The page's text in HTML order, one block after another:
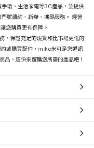
環、生活家電等3C產品，並提供
號續約、新辦、攜碼服務。 經營
您購買更有保障。
，保證充足的現貨和比市場更低的
或購買配件，miko米可是您通訊
品，趕快來選購您所需的產品吧！